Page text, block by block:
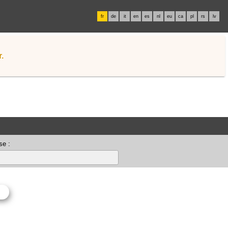
fr de it en es nl eu ca pl rs lv
: